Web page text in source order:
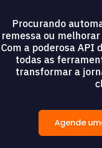
Procurando
remessa ou
Com a poderosa API
todas as
transformar a
Agende